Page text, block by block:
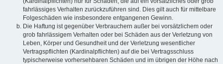
fahrlässiges Verhalten zurückzuführen sind. Dies gilt auch für mittelbare
Folgeschäden wie insbesondere entgangenen Gewinn.
Die Haftung ist gegenüber Verbrauchern außer bei vorsätzlichem oder
grob fahrlässigem Verhalten oder bei Schäden aus der Verletzung von
Leben, Körper und Gesundheit und der Verletzung wesentlicher
Vertragspflichten (Kardinalpflichten) auf die bei Vertragsschluss
typischerweise vorhersehbaren Schäden und im übrigen der Höhe nach